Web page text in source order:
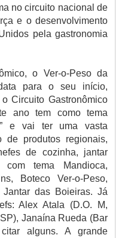
no circuito nacional de
e o desenvolvimento
pela gastronomia
o Ver-o-Peso da
para o seu início,
Circuito Gastronômico
ano tem como tema
e vai ter uma vasta
de produtos regionais,
de cozinha, jantar
com tema Mandioca,
Boteco Ver-o-Peso,
das Boieiras. Já
Alex Atala (D.O. M,
Janaína Rueda (Bar
alguns. A grande